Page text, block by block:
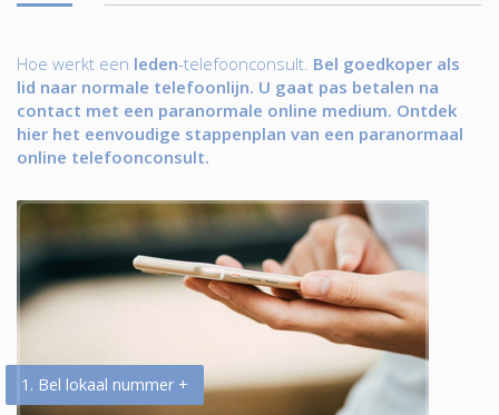
Hoe werkt een leden-telefoonconsult. Bel goedkoper als
lid naar normale telefoonlijn. U gaat pas betalen na
contact met een paranormale online medium. Ontdek
hier het eenvoudige stappenplan van een paranormaal
online telefoonconsult.
1. Bel lokaal nummer +